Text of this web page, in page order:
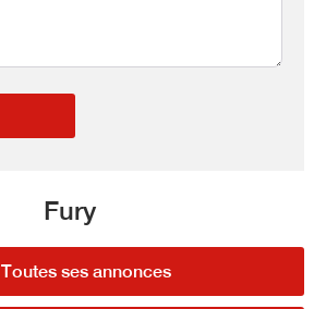
Fury
Toutes ses annonces